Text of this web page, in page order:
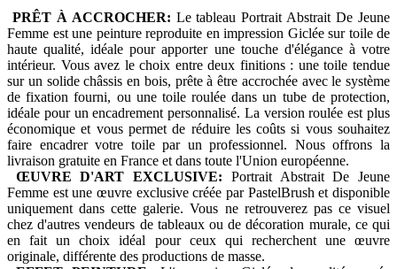
PRÊT À ACCROCHER: Le tableau Portrait Abstrait De Jeune
Femme est une peinture reproduite en impression Giclée sur toile de
haute qualité, idéale pour apporter une touche d'élégance à votre
intérieur. Vous avez le choix entre deux finitions : une toile tendue
sur un solide châssis en bois, prête à être accrochée avec le système
de fixation fourni, ou une toile roulée dans un tube de protection,
idéale pour un encadrement personnalisé. La version roulée est plus
économique et vous permet de réduire les coûts si vous souhaitez
faire encadrer votre toile par un professionnel. Nous offrons la
livraison gratuite en France et dans toute l'Union européenne.
ŒUVRE D'ART EXCLUSIVE: Portrait Abstrait De Jeune
Femme est une œuvre exclusive créée par PastelBrush et disponible
uniquement dans cette galerie. Vous ne retrouverez pas ce visuel
chez d'autres vendeurs de tableaux ou de décoration murale, ce qui
en fait un choix idéal pour ceux qui recherchent une œuvre
originale, différente des productions de masse.